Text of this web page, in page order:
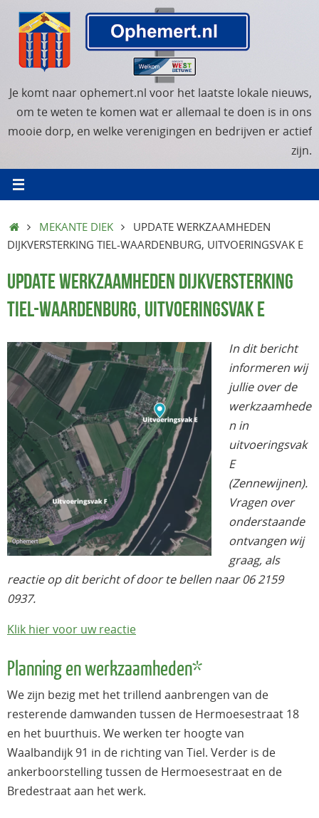
naar
inhoud
Je komt naar ophemert.nl voor het laatste lokale nieuws,
om te weten te komen wat er allemaal te doen is in ons
mooie dorp, en welke verenigingen en bedrijven er actief
zijn.
HOMEMEKANTE DIEK
UPDATE WERKZAAMHEDEN
DIJKVERSTERKING TIEL-WAARDENBURG, UITVOERINGSVAK E
UPDATE WERKZAAMHEDEN DIJKVERSTERKING
TIEL-WAARDENBURG, UITVOERINGSVAK E
In dit bericht
informeren wij
jullie over de
werkzaamhede
n in
uitvoeringsvak
E
(Zennewijnen).
Vragen over
onderstaande
ontvangen wij
graag, als
reactie op dit bericht of door te bellen naar 06 2159
0937.
Klik hier voor uw reactie
Planning en werkzaamheden*
We zijn bezig met het trillend aanbrengen van de
resterende damwanden tussen de Hermoesestraat 18
en het buurthuis. We werken ter hoogte van
Waalbandijk 91 in de richting van Tiel. Verder is de
ankerboorstelling tussen de Hermoesestraat en de
Bredestraat aan het werk.